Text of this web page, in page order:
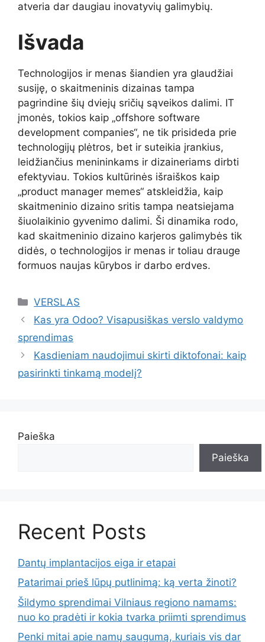
atveria dar daugiau inovatyvių galimybių.
Išvada
Technologijos ir menas šiandien yra glaudžiai
susiję, o skaitmeninis dizainas tampa
pagrindine šių dviejų sričių sąveikos dalimi. IT
įmonės, tokios kaip „offshore software
development companies“, ne tik prisideda prie
technologijų plėtros, bet ir suteikia įrankius,
leidžiančius menininkams ir dizaineriams dirbti
efektyviau. Tokios kultūrinės išraiškos kaip
„product manager memes“ atskleidžia, kaip
skaitmeninio dizaino sritis tampa neatsiejama
šiuolaikinio gyvenimo dalimi. Ši dinamika rodo,
kad skaitmeninio dizaino karjeros galimybės tik
didės, o technologijos ir menas ir toliau drauge
formuos naujas kūrybos ir darbo erdves.
Kategorijos
VERSLAS
Kas yra Odoo? Visapusiškas verslo valdymo
sprendimas
Kasdieniam naudojimui skirti diktofonai: kaip
pasirinkti tinkamą modelį?
Paieška
Paieška
Recent Posts
Dantų implantacijos eiga ir etapai
Patarimai prieš lūpų putlinimą: ką verta žinoti?
Šildymo sprendimai Vilniaus regiono namams:
nuo ko pradėti ir kokia tvarka priimti sprendimus
Penki mitai apie namų saugumą, kuriais vis dar